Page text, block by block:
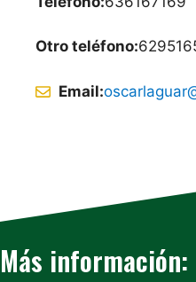
Otro teléfono:
Email:
Más información: